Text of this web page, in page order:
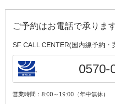
ご予約はお電話で承りま
SF CALL CENTER(国内線予約・
0570-
営業時間：8:00～19:00（年中無休）